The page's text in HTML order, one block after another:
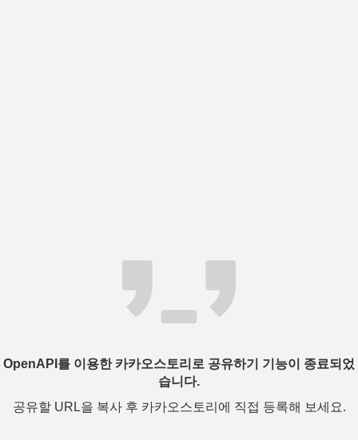
OpenAPI를 이용한 카카오스토리로 공유하기 기능이 종료되었
습니다.
공유할 URL을 복사 후 카카오스토리에 직접 등록해 보세요.